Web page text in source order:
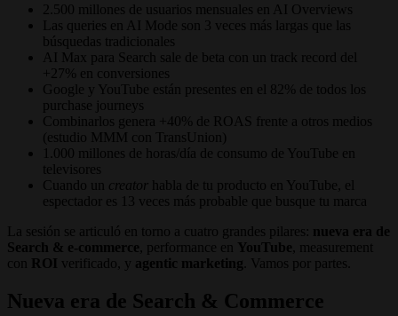
2.500 millones de usuarios mensuales en AI Overviews
Las queries en AI Mode son 3 veces más largas que las
búsquedas tradicionales
AI Max para Search sale de beta con un track record del
+27% en conversiones
Google y YouTube están presentes en el 82% de todos los
purchase journeys
Combinarlos genera +40% de ROAS frente a otros medios
(estudio MMM con TransUnion)
1.000 millones de horas/día de consumo de YouTube en
televisores
Cuando un creator habla de tu producto en YouTube, el
espectador es 13 veces más probable que busque tu marca
La sesión se articuló en torno a cuatro grandes pilares: nueva era de
Search & e-commerce , performance en YouTube , measurement
con
ROI verificado, y agentic marketing . Vamos por partes.
Nueva era de Search & Commerce